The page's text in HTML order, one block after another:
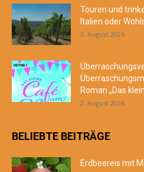
Touren und
Italien oder
3. August 2026
Roman „Das
2. August 2026
BELIEBTE BEITRÄGE
Erdbeereis mit